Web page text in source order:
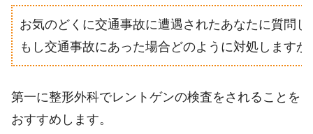
お気のどくに交通事故に遭遇されたあなたに質問し
もし交通事故にあった場合どのように対処しますか
第一に整形外科でレントゲンの検査をされることを
おすすめします。